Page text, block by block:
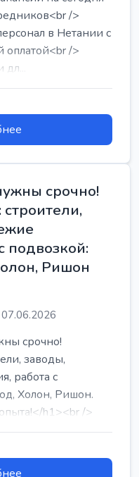
/>
в Нетании с
/>
срочно!
подвозкой:
Ришон
срочно!
заводы,
работа с
Холон, Ришон.
h1><br />